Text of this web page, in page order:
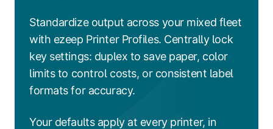
Standardize output across your mixed fleet
with ezeep Printer Profiles. Centrally lock
key settings: duplex to save paper, color
limits to control costs, or consistent label
formats for accuracy.
Your defaults apply at every printer, in